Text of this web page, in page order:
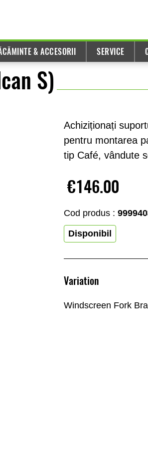
& ACCESORII SERVICE
S)
Achiziționați
pentru montarea
tip Café, vândute
€146.00
Cod produs :
Disponibil
Variation
Windscreen Fork